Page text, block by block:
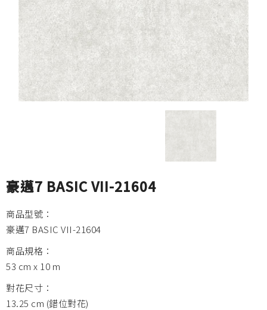
豪邁7 BASIC VII-21604
商品型號：
豪邁7 BASIC VII-21604
商品規格：
53 cm x 10 m
對花尺寸：
13.25 cm (錯位對花)